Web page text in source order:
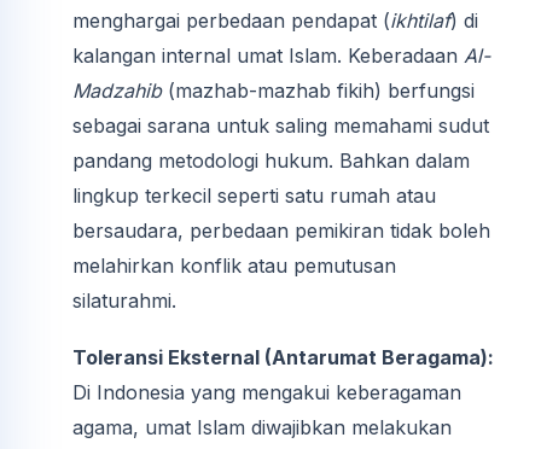
menghargai perbedaan pendapat (ikhtilaf) di
kalangan internal umat Islam. Keberadaan Al-
Madzahib(mazhab-mazhab fikih) berfungsi
sebagai sarana untuk saling memahami sudut
pandang metodologi hukum. Bahkan dalam
lingkup terkecil seperti satu rumah atau
bersaudara, perbedaan pemikiran tidak boleh
melahirkan konflik atau pemutusan
silaturahmi.
Toleransi Eksternal (Antarumat Beragama):
Di Indonesia yang mengakui keberagaman
agama, umat Islam diwajibkan melakukan